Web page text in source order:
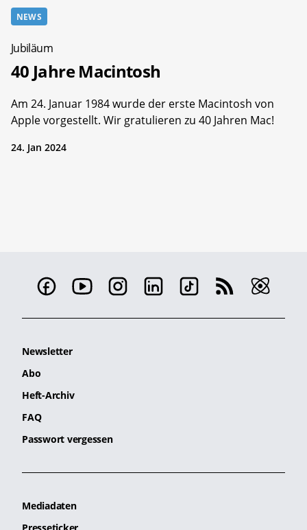
NEWS
Jubiläum
40 Jahre Macintosh
Am 24. Januar 1984 wurde der erste Macintosh von
Apple vorgestellt. Wir gratulieren zu 40 Jahren Mac!
24. Jan 2024
Newsletter
Abo
Heft-Archiv
FAQ
Passwort vergessen
Mediadaten